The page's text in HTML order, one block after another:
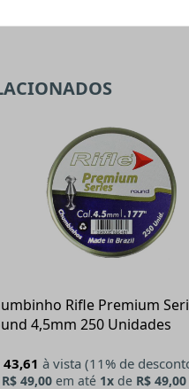
Rifle Premium
4,5mm 250 Unidades
43,61 à vista (11% de
R$ 49,00 em até 1x de R$ 49,00